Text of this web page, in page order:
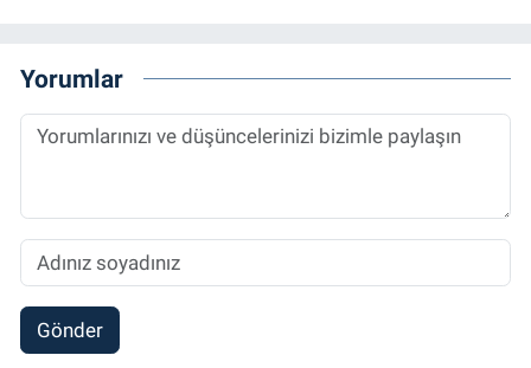
Yorumlar
Gönder